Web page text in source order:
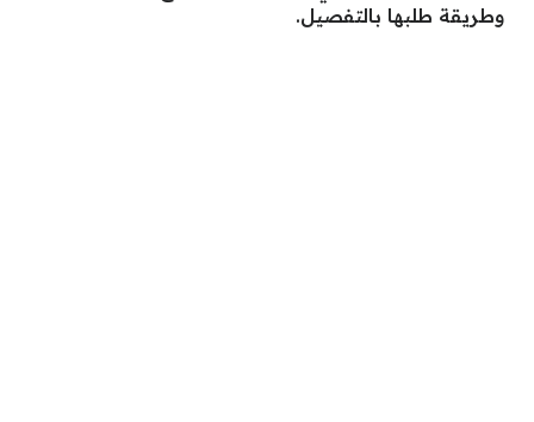
وطريقة طلبها بالتفصيل.